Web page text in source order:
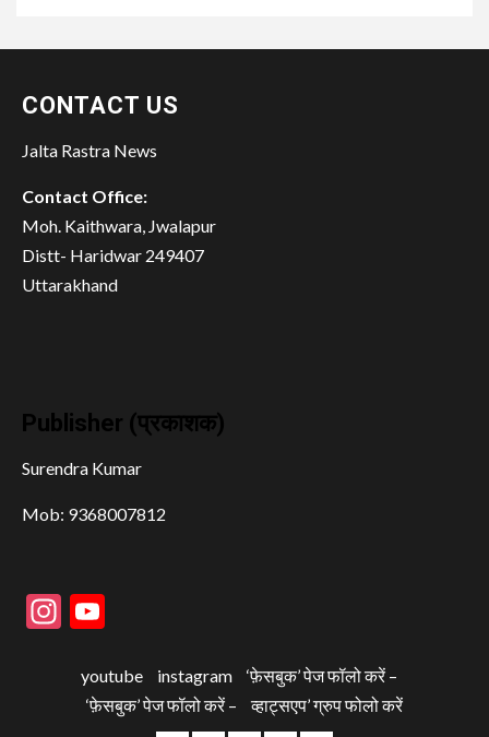
CONTACT US
Jalta Rastra News
Contact Office:
Moh. Kaithwara, Jwalapur
Distt- Haridwar 249407
Uttarakhand
Publisher (प्रकाशक)
Surendra Kumar
Mob: 9368007812
Instagram
youtube instagram
‘फ़ेसबुक’ पेज फॉलो करें –
‘फ़ेसबुक’ पेज फॉलो करें –
व्हाट्सएप’ ग्रुप फोलो करें